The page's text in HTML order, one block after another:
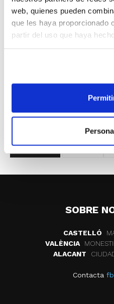
web, quienes pueden
que les haya proporcionado
partir del uso que haya
todos los participantes,
mismo el CTA realizará una
fin de ultimar la
Campeonatos de España
Habitualmente, el CTA
para preparar actividades
la formación continua de
ETIQUETES burriana
SOBRE
CASTELLÓ
VALÈNCIA
ALACANT
Contacta